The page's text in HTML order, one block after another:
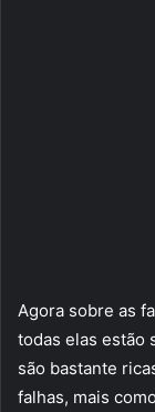
Agora sobre as
todas elas estão
são bastante
falhas, mais